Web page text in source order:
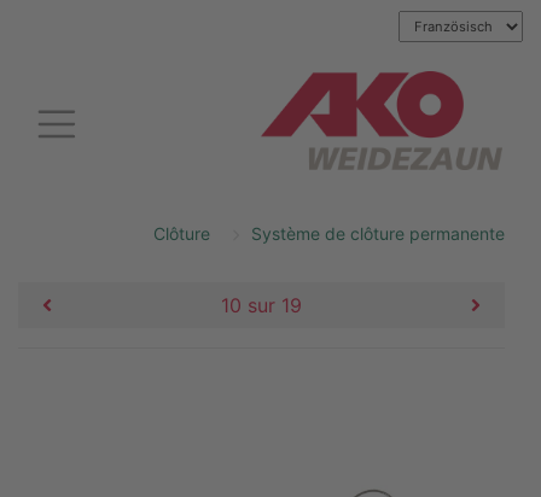
Clôture Système de clôture permanente
10 sur 19